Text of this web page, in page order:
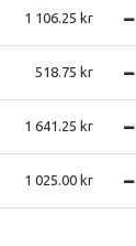
1 106.25
518.75
1 641.25
1 025.00